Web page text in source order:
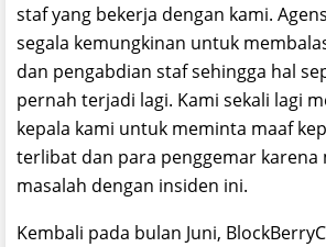
staf yang bekerja dengan kami.
segala kemungkinan untuk
dan pengabdian staf sehingga hal
pernah terjadi lagi. Kami sekali lagi
kepala kami untuk meminta maaf
terlibat dan para penggemar karena
masalah dengan insiden ini.
Kembali pada bulan Juni,